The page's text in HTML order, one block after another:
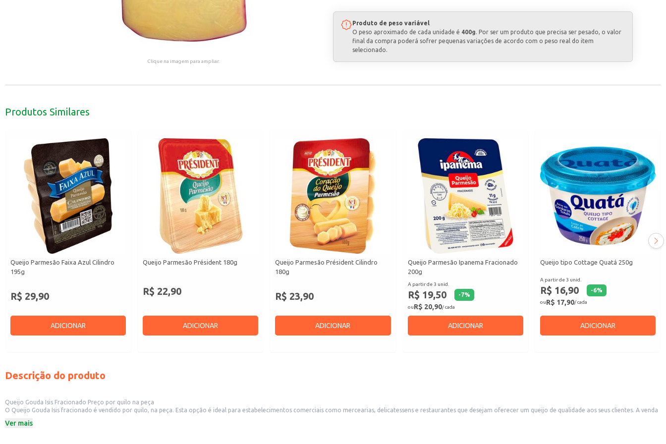
Clique na imagem para ampliar.
Produto de peso variável
O peso aproximado de cada unidade é 400g. Por ser um produto que precisa ser pesado, o valor
final da compra poderá sofrer pequenas variações de acordo com o peso real do item
selecionado.
Produtos Similares
Queijo Parmesão Faixa Azul Cilindro
195g
R$ 29,90
ADICIONAR
Queijo Parmesão Président 180g
R$ 22,90
ADICIONAR
Queijo Parmesão Président Cilindro
180g
R$ 23,90
ADICIONAR
Queijo Parmesão Ipanema Fracionado
200g
A partir de 3 unid.
R$ 19,50 -7%
ouR$ 20,90/ cada
ADICIONAR
Queijo tipo Cottage Quatá 250g
A partir de 3 unid.
R$ 16,90 -6%
ouR$ 17,90/ cada
ADICIONAR
Descrição do produto
Queijo Gouda Isis Fracionado Preço por quilo na peça
O Queijo Gouda Isis fracionado é vendido por quilo, na peça. Esta opção é ideal para estabelecimentos comerciais como mercearias, delicatessens e restaurantes que desejam oferecer um queijo de qualidade aos seus clientes. A venda
consumo próprio ou para revenda em menor escala.
Ver mais